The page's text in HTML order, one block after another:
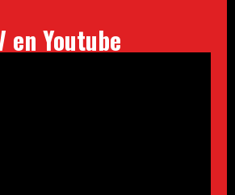
en Youtube